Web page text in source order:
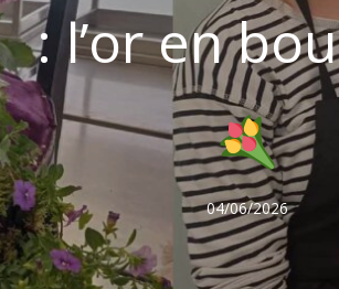
: l’or en
04/06/2026